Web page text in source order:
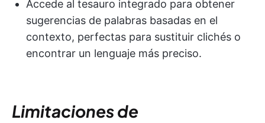
Accede al tesauro integrado para obtener
sugerencias de palabras basadas en el
contexto, perfectas para sustituir clichés o
encontrar un lenguaje más preciso.
Limitaciones de